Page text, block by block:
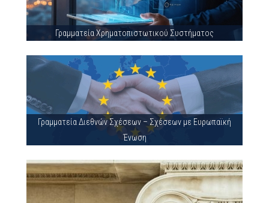
Γραμματεία Χρηματοπιστωτικού Συστήματος
Γραμματεία Διεθνών Σχέσεων – Σχέσεων με Ευρωπαϊκή
Ένωση